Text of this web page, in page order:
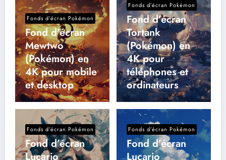
Fonds d’écran Pokémon
Fond d’écran
Mewtwo
(Pokémon) en
4K pour mobile
et desktop
Fonds d’écran Pokémon
Fond d’écran
Tortank
(Pokémon) en
4K pour
téléphones et
ordinateurs
Fonds d’écran Pokémon
Fond d’écran
Lucario
Fonds d’écran Pokémon
Fond d’écran
Lucario